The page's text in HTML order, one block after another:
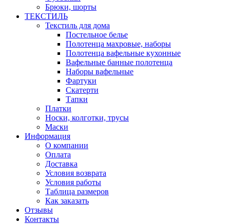
Брюки, шорты
ТЕКСТИЛЬ
Текстиль для дома
Постельное белье
Полотенца махровые, наборы
Полотенца вафельные кухонные
Вафельные банные полотенца
Наборы вафельные
Фартуки
Скатерти
Тапки
Платки
Носки, колготки, трусы
Маски
Информация
О компании
Оплата
Доставка
Условия возврата
Условия работы
Таблица размеров
Как заказать
Отзывы
Контакты